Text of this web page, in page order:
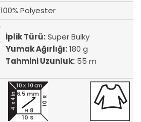
100% Polyester
İplik Türü:Super Bulky
Yumak Ağırlığı:180 g
Tahmini Uzunluk: 55 m
10 S
10 R
6,5 mm
H 8